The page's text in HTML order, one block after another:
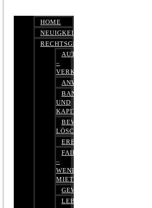
HOME
NEUIGKEITEN
RECHTSGEBIETE
AUTOBETRUG
–
VERKEHRSRECHT
ANWALTSHAFTUNGSRECHT
BANK-
UND
KAPITALMARKTRECHT
BEWERTUNGEN
LÖSCHEN
ERBRECHT
FAIRMIETEN
–
WENIGER
MIETE
GEWERBERECHT
LEBENSVERSICHERUNG